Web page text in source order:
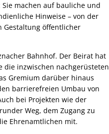
machen auf bauliche und
Hinweise – von der
Gestaltung öffentlicher
Bahnhof. Der Beirat hat
die inzwischen nachgerüsteten
Gremium darüber hinaus
barrierefreien Umbau von
bei Projekten wie der
Weg, dem Zugang zu
Ehrenamtlichen mit.